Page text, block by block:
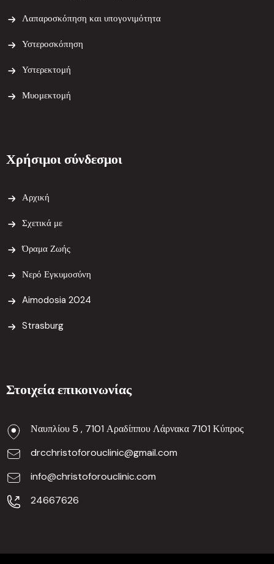
Λαπαροσκόπηση και υπογονιμότητα
Υστεροσκόπηση
Υστερεκτομή
Μυομεκτομή
Χρήσιμοι σύνδεσμοι
Αρχική
Σχετικά με
Όραμα Ζωής
Νερό Εγκυμοσύνη
Aimodosia 2024
Strasburg
Στοιχεία επικοινωνίας
Ναυπλίου 5 , 7101 Αραδίππου Λάρνακα 7101 Κύπρος
drcchristoforouclinic@gmail.com
info@christoforouclinic.com
24667626